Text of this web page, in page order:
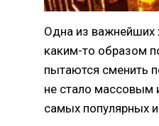
Одна из важнейших
каким-то образом
пытаются сменить
не стало массовым
самых популярных